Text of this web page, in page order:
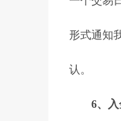
形式通知
认。
6、